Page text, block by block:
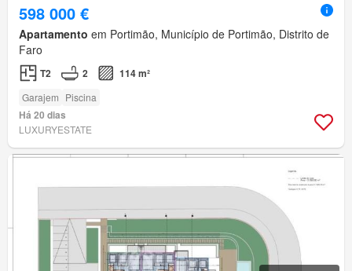
598 000 €
Apartamento em Portimão, Município de Portimão, Distrito de
Faro
T2 2 114 m²
Garajem Piscina
Há 20 dias
LUXURYESTATE